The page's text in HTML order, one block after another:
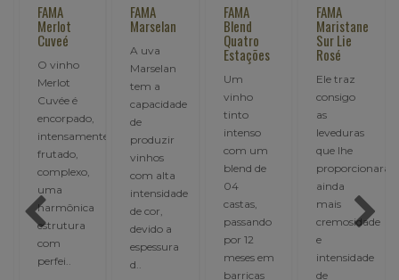
FAMA
Merlot
Cuveé
O vinho
Merlot
Cuvée é
encorpado,
intensamente
frutado,
complexo,
uma
harmônica
estrutura
com
perfei..
FAMA
Marselan
A uva
Marselan
tem a
capacidade
de
produzir
vinhos
com alta
intensidade
de cor,
devido a
espessura
d..
FAMA
Blend
Quatro
Estações
Um
vinho
tinto
intenso
com um
blend de
04
castas,
passando
por 12
meses em
barricas
FAMA
Maristane
Sur Lie
Rosé
Ele traz
consigo
as
leveduras
que lhe
proporcionarão
ainda
mais
cremosidade
e
intensidade
de